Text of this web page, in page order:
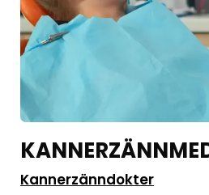
Kannerzänndokter